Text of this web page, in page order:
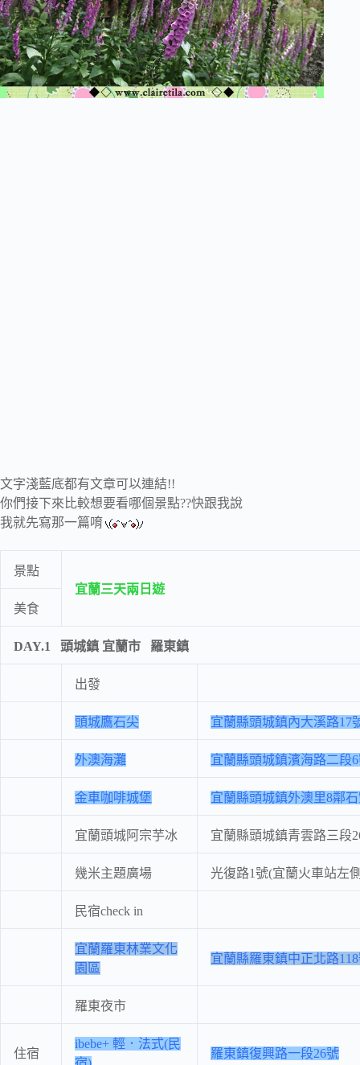
文字淺藍底都有文章可以連結!!
你們接下來比較想要看哪個景點??快跟我說
我就先寫那一篇唷
景點
宜蘭三天兩日遊
美食
DAY.1 頭城鎮 宜蘭市 羅東鎮
出發
頭城鷹石尖 宜蘭縣頭城鎮內大溪路17
外澳海灘 宜蘭縣頭城鎮濱海路二段
金車咖啡城堡 宜蘭縣頭城鎮外澳里8鄰
宜蘭頭城阿宗芋冰 宜蘭縣頭城鎮青雲路三段
幾米主題廣場 光復路1號(宜蘭火車站左
民宿check in
宜蘭羅東林業文化
園區
宜蘭縣羅東鎮中正北路
羅東夜市
住宿
ibebe+ 輕．法式(民
羅東鎮復興路一段26號